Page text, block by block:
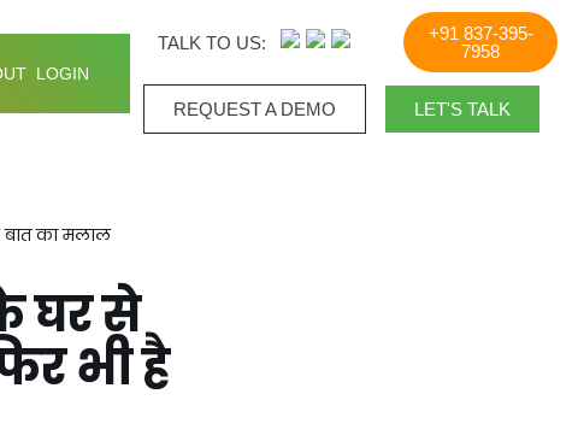
LOGIN
TALK TO US:
+91 837-395-
7958
REQUEST A DEMO​ LET'S TALK
का मलाल
घर से
भी है